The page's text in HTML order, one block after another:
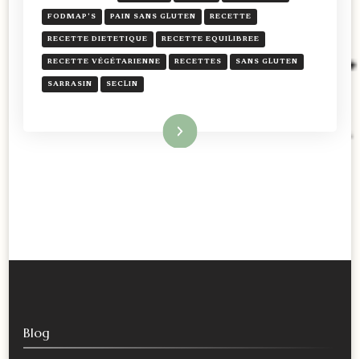
FODMAP'S PAIN SANS GLUTEN RECETTE
RECETTE DIETETIQUE RECETTE EQUILIBREE
RECETTE VÉGÉTARIENNE RECETTES SANS GLUTEN
SARRASIN SECLIN
Lire la suite
Blog